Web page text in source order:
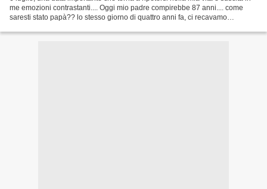
me emozioni contrastanti.... Oggi mio padre compirebbe 87 anni.... come
saresti stato papà?? lo stesso giorno di quattro anni fa, ci recavamo